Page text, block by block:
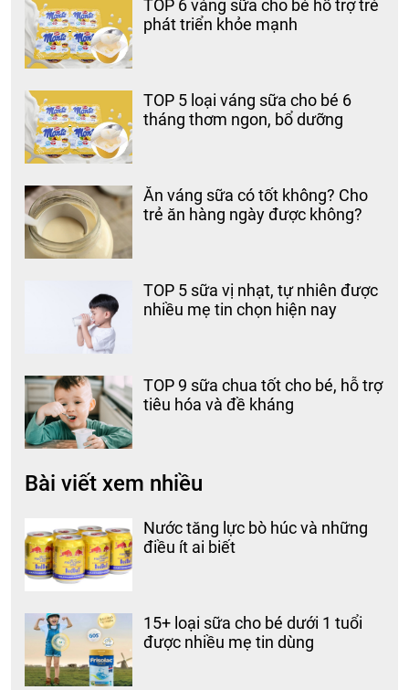
TOP 6 váng sữa cho bé hỗ trợ trẻ
phát triển khỏe mạnh
TOP 5 loại váng sữa cho bé 6
tháng thơm ngon, bổ dưỡng
Ăn váng sữa có tốt không? Cho
trẻ ăn hàng ngày được không?
TOP 5 sữa vị nhạt, tự nhiên được
nhiều mẹ tin chọn hiện nay
TOP 9 sữa chua tốt cho bé, hỗ trợ
tiêu hóa và đề kháng
Bài viết xem nhiều
Nước tăng lực bò húc và những
điều ít ai biết
15+ loại sữa cho bé dưới 1 tuổi
được nhiều mẹ tin dùng